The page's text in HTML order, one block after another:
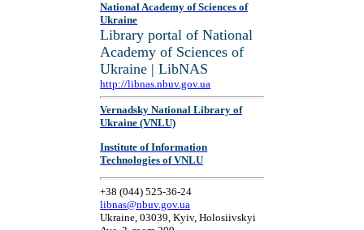
National Academy of Sciences of
Ukraine
Library portal of National
Academy of Sciences of
Ukraine | LibNAS
http://libnas.nbuv.gov.ua
Vernadsky National Library of
Ukraine (VNLU)
Institute of Information
Technologies of VNLU
+38 (044) 525-36-24
libnas@nbuv.gov.ua
Ukraine, 03039, Kyiv, Holosiivskyi